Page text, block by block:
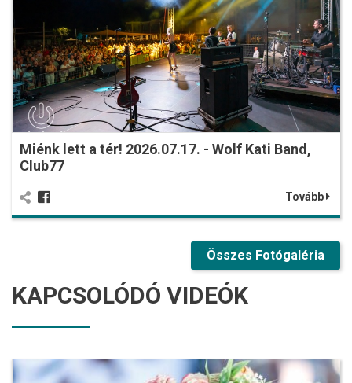
Miénk lett a tér! 2026.07.17. - Wolf Kati Band,
Club77
Tovább
Összes Fotógaléria
KAPCSOLÓDÓ VIDEÓK